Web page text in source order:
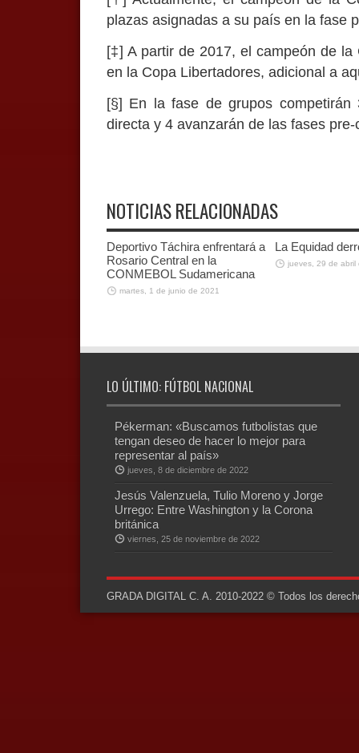
plazas asignadas a su país en la fase
[‡] A partir de 2017, el campeón de
en la Copa Libertadores, adicional a
[§] En la fase de grupos
directa y 4 avanzarán de las fases
NOTICIAS RELACIONADAS
Deportivo Táchira enfrentará a
Rosario Central en la
CONMEBOL Sudamericana
martes, 1 de junio de 2021
La Equidad
jueves, 29 de abril
LO ÚLTIMO: FÚTBOL NACIONAL
Pékerman: «Buscamos futbolistas que
tengan deseo de hacer lo mejor para
representar al país»
jueves, 8 de diciembre de 2022
Jesús Valenzuela, Tulio Moreno y Jorge
Urrego: Entre Washington y la Corona
británica
viernes, 25 de noviembre de 2022
GRADA DIGITAL C. A. 2010-2022 © Todos los